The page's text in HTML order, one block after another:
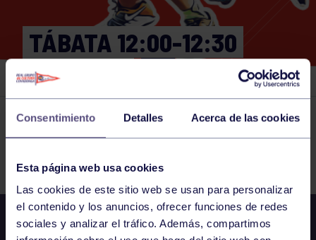
Consentimiento Detalles Acerca de las cookies
Esta página web usa cookies
Las cookies de este sitio web se usan para personalizar
el contenido y los anuncios, ofrecer funciones de redes
sociales y analizar el tráfico. Además, compartimos
TÁBATA 12:00-12:30
GIMNASIO